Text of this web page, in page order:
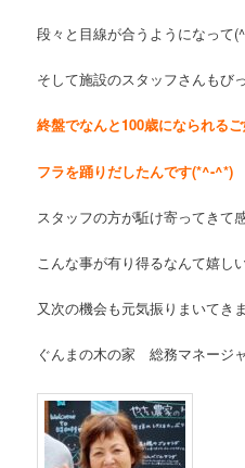
段々と目線が合うようになって
そして施設のスタッフさんもび
終盤でなんと100歳になられる
フラを踊りだしたんです(*^-^*)
スタッフの方が駈け寄ってきて
こんな事が有り得るなんて嬉し
又次の機会も元気振りまいてき
ぐんまの木の家 総務マネージ